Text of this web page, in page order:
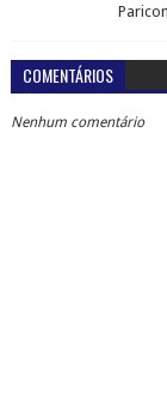
COMENTÁRIOS
Nenhum comentário